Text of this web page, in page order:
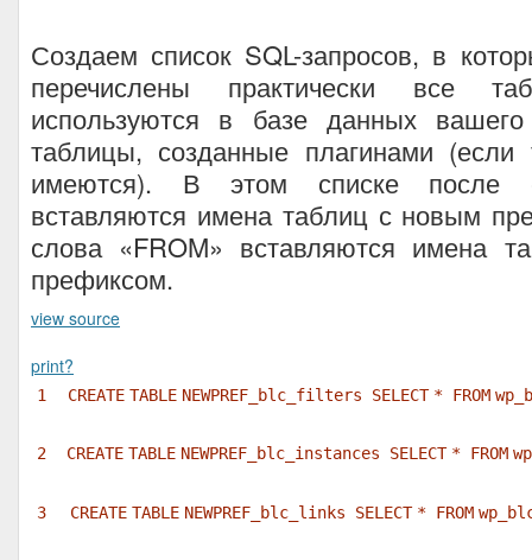
Создаем список SQL-запросов, в
перечислены практически все
используются в базе данных
таблицы, созданные плагинами (если
имеются). В этом списке после
вставляются имена таблиц с новым
слова «FROM» вставляются имена
префиксом.
view source
print?
1 CREATE TABLE NEWPREF_blc_filters SELECT * FROM
2 CREATE TABLE NEWPREF_blc_instances SELECT * FROM
3 CREATE TABLE NEWPREF_blc_links SELECT * FROM